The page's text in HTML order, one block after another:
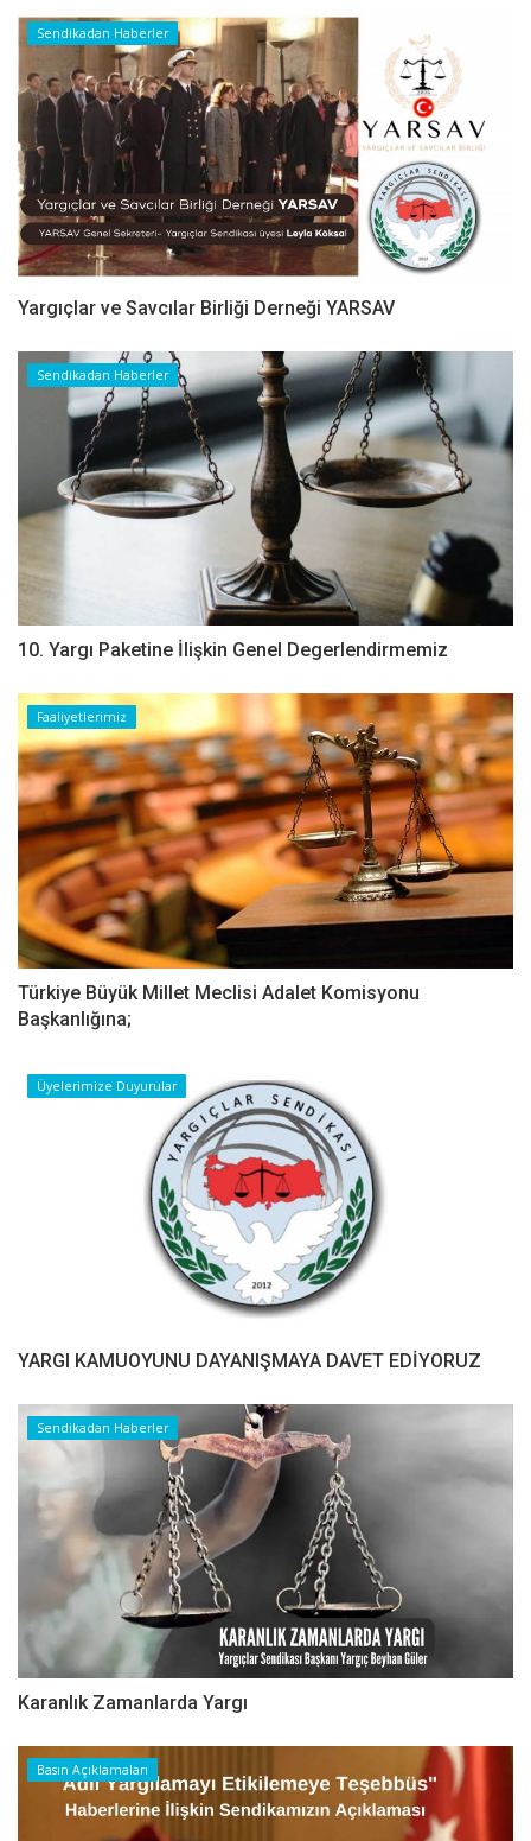
Sendikadan Haberler
Yargıçlar ve Savcılar Birliği Derneği YARSAV
Sendikadan Haberler
10. Yargı Paketine İlişkin Genel Degerlendirmemiz
Faaliyetlerimiz
Türkiye Büyük Millet Meclisi Adalet Komisyonu
Başkanlığına;
Üyelerimize Duyurular
YARGI KAMUOYUNU DAYANIŞMAYA DAVET EDİYORUZ
Sendikadan Haberler
Karanlık Zamanlarda Yargı
Basın Açıklamaları